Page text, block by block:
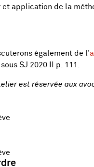
application de la
également de l'
SJ 2020 II p. 111.
est réservée aux